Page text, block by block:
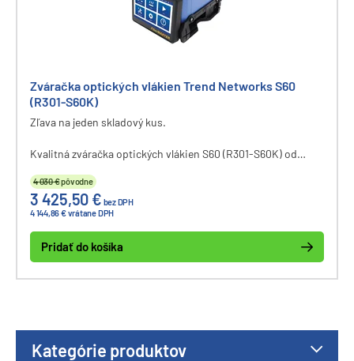
Kategórie produktov
Zváračka optických vlákien Trend Networks S60
(R301-S60K)
Zľava na jeden skladový kus.
Kvalitná zváračka optických vlákien S60 (R301-S60K) od
to core).
4 030 €pôvodne
3 425,50 € bez DPH
4 144,86 € vrátane DPH
Pridať do košíka